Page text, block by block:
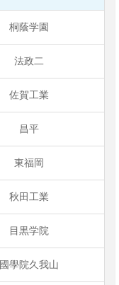
桐蔭学園
法政二
佐賀工業
昌平
東福岡
秋田工業
目黒学院
國學院久我山